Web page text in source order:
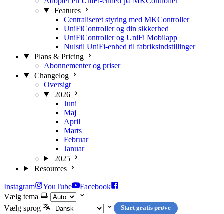
Features
Centraliseret styring med MKController
UniFiController og din sikkerhed
UniFiController og UniFi Mobilapp
Nulstil UniFi-enhed til fabriksindstillinger
Plans & Pricing
Abonnementer og priser
Changelog
Oversigt
2026
Juni
Maj
April
Marts
Februar
Januar
2025
Resources
Instagram YouTube
Facebook
Vælg tema
Vælg sprog
Start gratis prøve